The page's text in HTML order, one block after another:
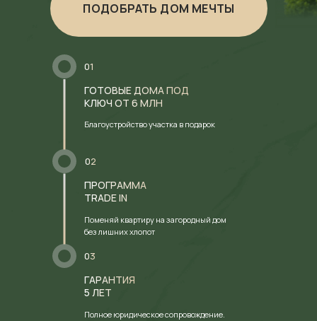
01
ГОТОВЫЕ ДОМА ПОД
КЛЮЧ ОТ 6 МЛН
Благоустройство участка в подарок
ПРОГРАММА
TRADE IN
02
Поменяй квартиру на загородный дом
без лишних хлопот
03
ГАРАНТИЯ
5 ЛЕТ
Полное юридическое сопровождение.
ПОДОБРАТЬ ДОМ МЕЧТЫ
ЛУЧШЕЕ ОТ ПРИРОДЫ И
ГОРОДА – ВАШ ДОМ В
КОТТЕДЖНОМ ПОСЕЛКЕ
ТЕРРА ВИЛАДЖ